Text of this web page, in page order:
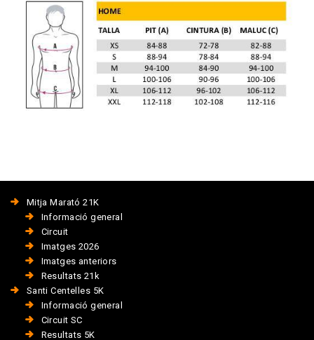
Mitja Marató 21K
Informació general
Circuit
Imatges 2026
Imatges anteriors
Resultats 21k
Santi Centelles 5K
Informació general
Circuit SC
Resultats 5K